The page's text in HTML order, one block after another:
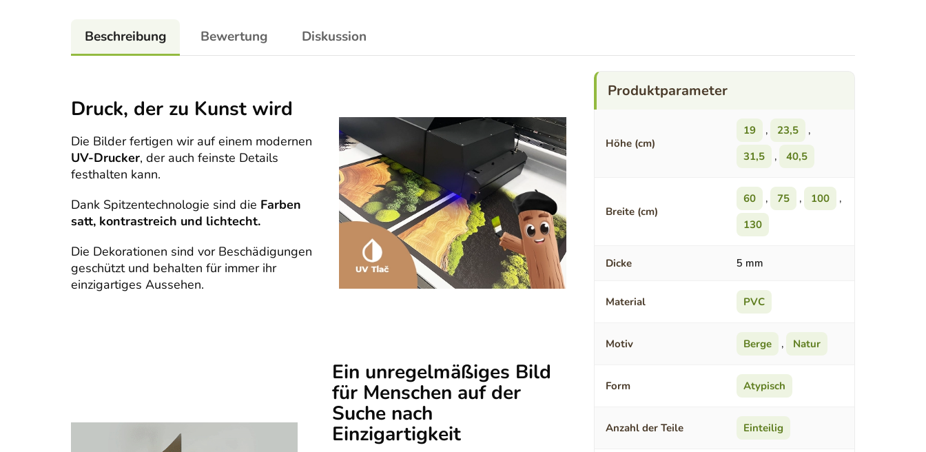
Beschreibung Bewertung Diskussion
Druck, der zu Kunst wird
Die Bilder fertigen wir auf einem modernen
UV-Drucker, der auch feinste Details
festhalten kann.
Dank Spitzentechnologie sind die Farben
satt, kontrastreich und lichtecht.
Die Dekorationen sind vor Beschädigungen
geschützt und behalten für immer ihr
einzigartiges Aussehen.
Ein unregelmäßiges Bild
für Menschen auf der
Suche nach
Einzigartigkeit
Höhe (cm)
19 , 23,5
,
31,5
, 40,5
Breite (cm)
60 , 75 , 100
,
130
Dicke 5 mm
Material PVC
Motiv Berge , Natur
Form Atypisch
Anzahl der Teile Einteilig